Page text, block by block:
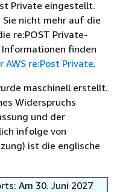
Private eingestellt.
Sie nicht mehr auf die
re:POST Private-
finden
AWS re:Post Private.
maschinell erstellt.
Widerspruchs
und der
infolge von
ist die englische
Am 30. Juni 2027